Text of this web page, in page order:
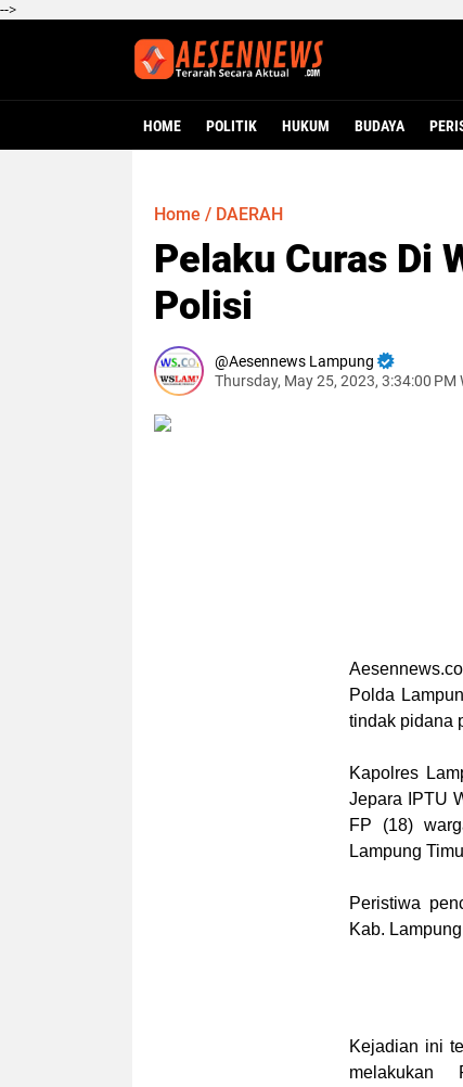
-->
HOME POLITIK HUKUM BUDAYA
Home / DAERAH
Pelaku Curas Di
Polisi
Aesennews Lampung
Thursday, May 25, 2023, 3:34:00 PM
Polda
tindak pidana
Kapolres
Jepara IPTU
FP (18)
Lampung
Peristiwa
Kab.
Kejadian ini
melakukan